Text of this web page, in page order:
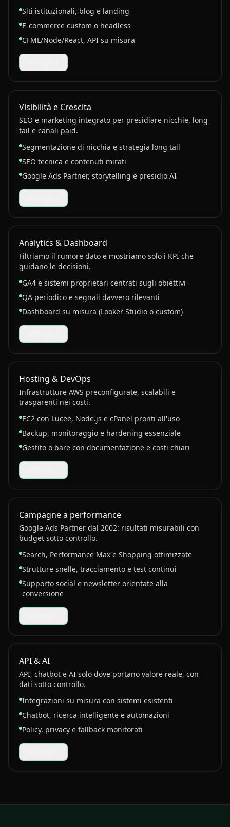
Siti istituzionali, blog e landing
E-commerce custom o headless
CFML/Node/React, API su misura
Visibilità e Crescita
SEO e marketing integrato per presidiare nicchie, long
tail e canali paid.
Segmentazione di nicchia e strategia long tail
SEO tecnica e contenuti mirati
Google Ads Partner, storytelling e presidio AI
Analytics & Dashboard
Filtriamo il rumore dato e mostriamo solo i KPI che
guidano le decisioni.
GA4 e sistemi proprietari centrati sugli obiettivi
QA periodico e segnali davvero rilevanti
Dashboard su misura (Looker Studio o custom)
Hosting & DevOps
Infrastrutture AWS preconfigurate, scalabili e
trasparenti nei costi.
EC2 con Lucee, Node.js e cPanel pronti all'uso
Backup, monitoraggio e hardening essenziale
Gestito o bare con documentazione e costi chiari
Campagne a performance
Google Ads Partner dal 2002: risultati misurabili con
budget sotto controllo.
Search, Performance Max e Shopping ottimizzate
Strutture snelle, tracciamento e test continui
Supporto social e newsletter orientate alla
conversione
API & AI
API, chatbot e AI solo dove portano valore reale, con
dati sotto controllo.
Integrazioni su misura con sistemi esistenti
Chatbot, ricerca intelligente e automazioni
Policy, privacy e fallback monitorati